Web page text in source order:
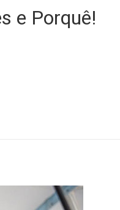
e Porquê!